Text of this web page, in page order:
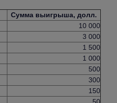
Сумма выигрыша, долл.
10 000
3 000
1 500
1 000
500
300
150